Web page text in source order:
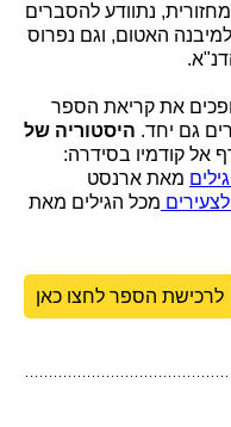
נתוודע להסברים
האטום, וגם נפרוס
את קריאת הספר
גם יחד. היסטוריה של
אל קודמיו בסידרה:
מאת ארנסט
מכל הגילים מאת
לרכישת הספר לחצו כאן